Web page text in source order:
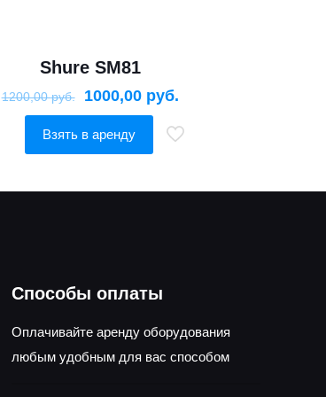
Shure SM81
1200,00руб. 1000,00 руб.
Взять в аренду
Способы оплаты
Оплачивайте аренду оборудования
любым удобным для вас способом